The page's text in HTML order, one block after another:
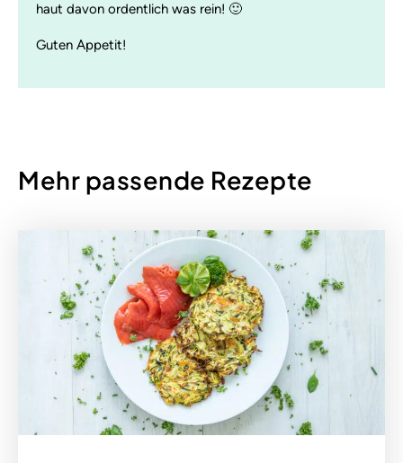
haut davon ordentlich was rein! 🙂
Guten Appetit!
Mehr passende Rezepte